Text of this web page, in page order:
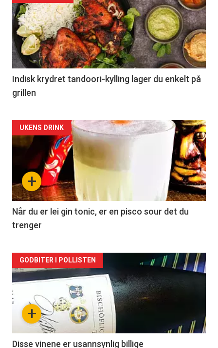
Indisk krydret tandoori-kylling lager du enkelt på
grillen
Forsiden
akkurat
nå
-
2
+
UKENS DRINK
Når du er lei gin tonic, er en pisco sour det du
trenger
Forsiden
akkurat
nå
3
+
GODBITER I POLLISTEN
Disse vinene er usannsynlig billige